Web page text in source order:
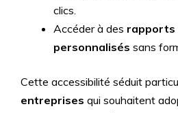
clics.
Accéder à des rapports
personnalisés sans
Cette accessibilité séduit
entreprises qui souhaitent